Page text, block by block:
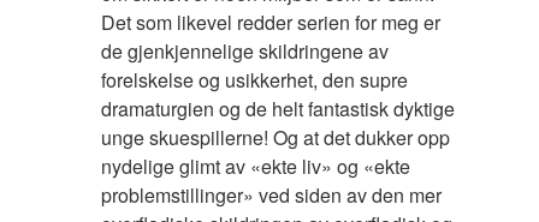
Det som likevel redder serien for meg er
de gjenkjennelige skildringene av
forelskelse og usikkerhet, den supre
dramaturgien og de helt fantastisk dyktige
unge skuespillerne! Og at det dukker opp
nydelige glimt av «ekte liv» og «ekte
problemstillinger» ved siden av den mer